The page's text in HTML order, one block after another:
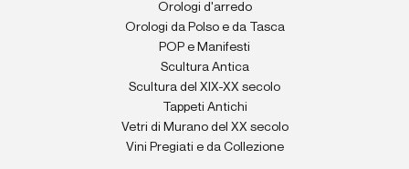
Orologi d'arredo
Orologi da Polso e da Tasca
POP e Manifesti
Scultura Antica
Scultura del XIX-XX secolo
Tappeti Antichi
Vetri di Murano del XX secolo
Vini Pregiati e da Collezione